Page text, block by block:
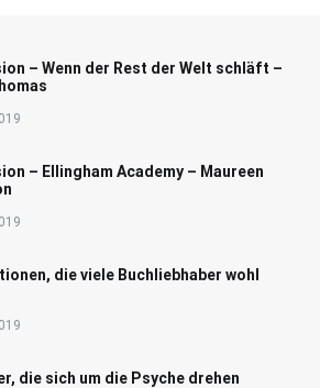
– Wenn der Rest der Welt schläft –
– Ellingham Academy – Maureen
die viele Buchliebhaber wohl
die sich um die Psyche drehen